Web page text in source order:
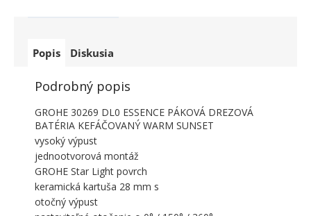
Popis Diskusia
Podrobný popis
GROHE 30269 DL0 ESSENCE PÁKOVÁ DREZOVÁ
BATÉRIA KEFÁČOVANÝ WARM SUNSET
vysoký výpust
jednootvorová montáž
GROHE Star Light povrch
keramická kartuša 28 mm s
otočný výpust